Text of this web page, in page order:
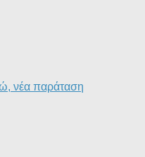
νέα παράταση